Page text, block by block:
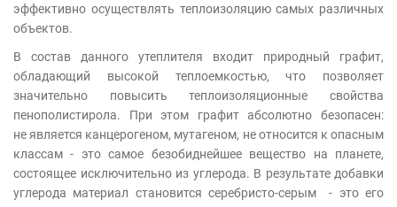
эффективно осуществлять теплоизоляцию самых различных
объектов.
В состав данного утеплителя входит природный графит,
обладающий высокой теплоемкостью, что позволяет
значительно повысить теплоизоляционные свойства
пенополистирола. При этом графит абсолютно безопасен:
не является канцерогеном, мутагеном, не относится к опасным
классам - это самое безобиднейшее вещество на планете,
состоящее исключительно из углерода. В результате добавки
углерода материал становится серебристо-серым - это его